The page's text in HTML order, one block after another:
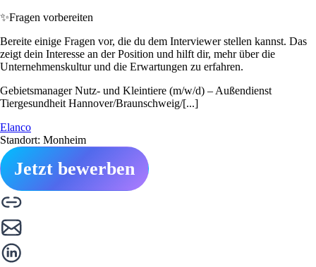
✨Fragen vorbereiten
Bereite einige Fragen vor, die du dem Interviewer stellen kannst. Das
zeigt dein Interesse an der Position und hilft dir, mehr über die
Unternehmenskultur und die Erwartungen zu erfahren.
Gebietsmanager Nutz- und Kleintiere (m/w/d) – Außendienst
Tiergesundheit Hannover/Braunschweig/[...]
Elanco
Standort: Monheim
Jetzt bewerben